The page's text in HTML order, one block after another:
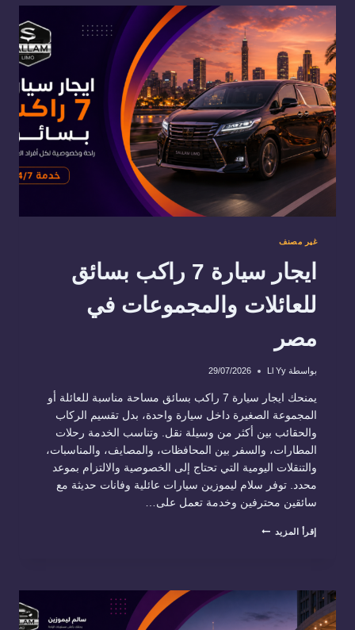
إجازتك
من
باب
البيت
غير مصنف
ايجار سيارة 7 راكب بسائق
للعائلات والمجموعات في
مصر
بواسطة Ll Yy
29/07/2026
يمنحك ايجار سيارة 7 راكب بسائق مساحة مناسبة للعائلة أو
المجموعة الصغيرة داخل سيارة واحدة، بدل تقسيم الركاب
والحقائب بين أكثر من وسيلة نقل. وتناسب الخدمة رحلات
المطارات، والسفر بين المحافظات، والمصايف، والمناسبات،
والتنقلات اليومية التي تحتاج إلى الخصوصية والالتزام بموعد
محدد. توفر سلام ليموزين سيارات عائلية وفانات حديثة مع
سائقين محترفين وخدمة تعمل على…
إقرأ المزيد ايجار
في